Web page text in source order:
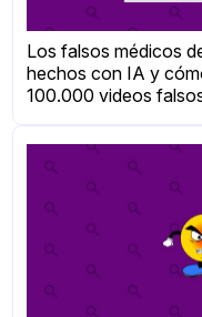
Los falsos médicos
hechos con IA y
100.000 videos